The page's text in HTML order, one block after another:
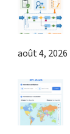
août 4, 2026